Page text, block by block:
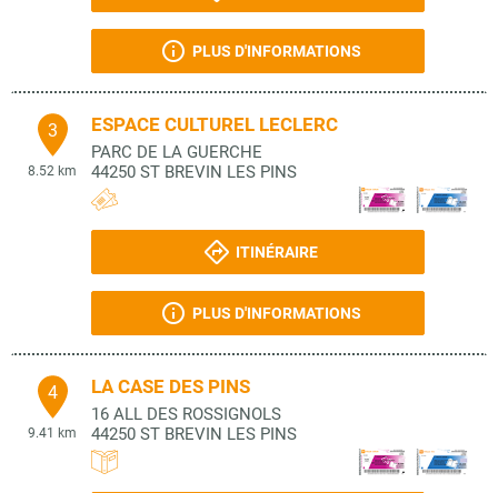
PLUS D'INFORMATIONS
3
8.52 km
ESPACE CULTUREL LECLERC
PARC DE LA GUERCHE
44250 ST BREVIN LES PINS
ITINÉRAIRE
PLUS D'INFORMATIONS
4
9.41 km
LA CASE DES PINS
16 ALL DES ROSSIGNOLS
44250 ST BREVIN LES PINS